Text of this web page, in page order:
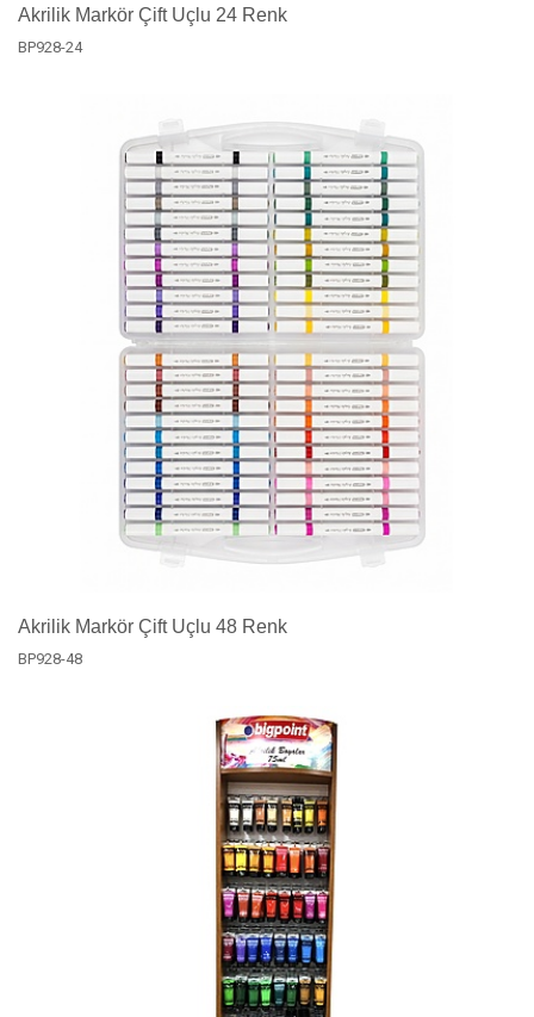
Akrilik Markör Çift Uçlu 24 Renk
BP928-24
Akrilik Markör Çift Uçlu 48 Renk
BP928-48